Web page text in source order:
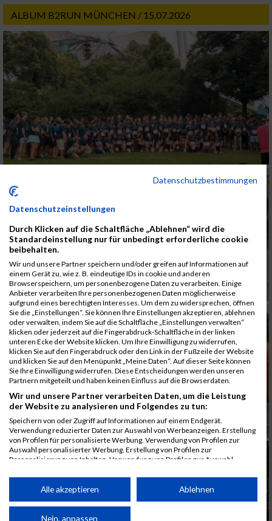
ALBUM B2RUN MÜNCHEN / 15.07.2026
Datenschutzbestimmungen
Datenschutzeinstellungen
Durch Klicken auf die Schaltfläche „Ablehnen“ wird die
Standardeinstellung nur für unbedingt erforderliche cookie
beibehalten.
Wir und unsere Partner speichern und/oder greifen auf Informationen auf
einem Gerät zu, wie z. B. eindeutige IDs in cookie und anderen
Browserspeichern, um personenbezogene Daten zu verarbeiten. Einige
Anbieter verarbeiten Ihre personenbezogenen Daten möglicherweise
aufgrund eines berechtigten Interesses. Um dem zu widersprechen, öffnen
Sie die „Einstellungen“. Sie können Ihre Einstellungen akzeptieren, ablehnen
oder verwalten, indem Sie auf die Schaltfläche „Einstellungen verwalten“
klicken oder jederzeit auf die Fingerabdruck-Schaltfläche in der linken
unteren Ecke der Website klicken. Um Ihre Einwilligung zu widerrufen,
klicken Sie auf den Fingerabdruck oder den Link in der Fußzeile der Website
und klicken Sie auf den Menüpunkt „Meine Daten“. Auf dieser Seite können
Sie Ihre Einwilligung widerrufen. Diese Entscheidungen werden unseren
Partnern mitgeteilt und haben keinen Einfluss auf die Browserdaten.
Wir und unsere Partner verarbeiten Daten, um die Leistung
der Website zu analysieren und Folgendes zu tun:
Speichern von oder Zugriff auf Informationen auf einem Endgerät.
Verwendung reduzierter Daten zur Auswahl von Werbeanzeigen. Erstellung
von Profilen für personalisierte Werbung. Verwendung von Profilen zur
Auswahl personalisierter Werbung. Erstellung von Profilen zur
Personalisierung von Inhalten. Verwendung von Profilen zur Auswahl
Performance von Inhalten. Analyse von Zielgruppen durch Statistiken oder
Kombinationen von Daten aus verschiedenen Quellen. Entwicklung und
von Inhalten.
Daten können außerhalb der Europäischen Union weitergegeben und in die
Alle akzeptieren Ablehnen
Nein, anpassen